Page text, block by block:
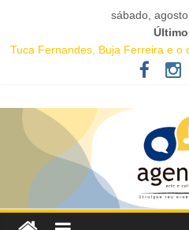
sábado,
Tuca Fernandes, Buja Ferreira e o
estão entre as atrações deste fim
gratuitos a quatro cidades
IC Encontro de Artes traz Renata
Transpofágico” a Salvador
Música e solidariedade se unem
da Bahia na Flipelô
Salvador recebe evento de
Rap Nacional